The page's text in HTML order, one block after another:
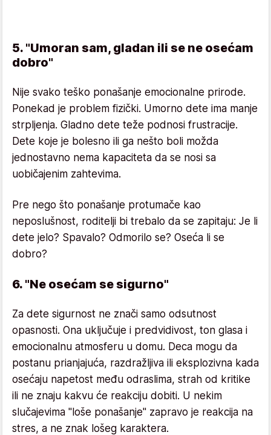
5. "Umoran sam, gladan ili se ne osećam
dobro"
Nije svako teško ponašanje emocionalne prirode.
Ponekad je problem fizički. Umorno dete ima manje
strpljenja. Gladno dete teže podnosi frustracije.
Dete koje je bolesno ili ga nešto boli možda
jednostavno nema kapaciteta da se nosi sa
uobičajenim zahtevima.
Pre nego što ponašanje protumače kao
neposlušnost, roditelji bi trebalo da se zapitaju: Je li
dete jelo? Spavalo? Odmorilo se? Oseća li se
dobro?
6. "Ne osećam se sigurno"
Za dete sigurnost ne znači samo odsutnost
opasnosti. Ona uključuje i predvidivost, ton glasa i
emocionalnu atmosferu u domu. Deca mogu da
postanu prianjajuća, razdražljiva ili eksplozivna kada
osećaju napetost među odraslima, strah od kritike
ili ne znaju kakvu će reakciju dobiti. U nekim
slučajevima "loše ponašanje" zapravo je reakcija na
stres, a ne znak lošeg karaktera.